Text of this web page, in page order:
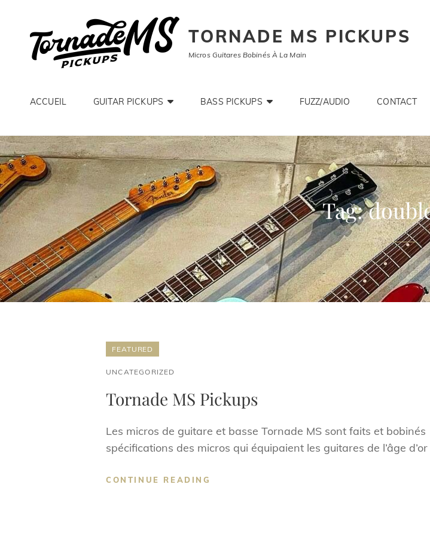
TORNADE MS PICKUPS
Micros Guitares Bobinés À La Main
ACCUEIL GUITAR PICKUPS BASS PICKUPS FUZZ/AUDIO CONTACT
Tag:
FEATURED
CAT
UNCATEGORIZED
Tornade MS Pickups
Les micros de guitare et basse Tornade MS sont faits et
spécifications des micros qui équipaient les guitares de l’âge d’or
CONTINUE READING